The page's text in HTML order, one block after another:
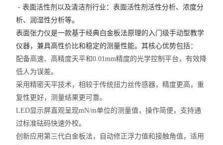
- 表面活性剂以及清洁剂行业：表面活性剂活性分析、浓度分
析、润湿性分析等。
表面张力仪是一款基于经典白金板法原理的入门级手动型教学
仪器，兼具高性价比和稳定的测量性能。其核心优势包括：
配备高速、高精度天平和0.01mm精度的光学控制平台，有效降
低人为误差。
采用精密天平技术，相较于传统扭力丝传感器，精度更高，重
复性更好，测量结果更可靠。
LED显示屏直观呈现mN/m单位的测量值，操作简便，支持通
过标准砝码快速外校。
创新应用第三代白金板法，自动修正浮力值和接触角值，适用